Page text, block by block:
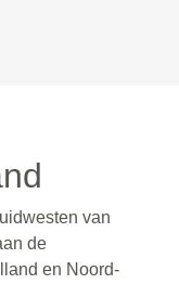
van
de
en Noord-